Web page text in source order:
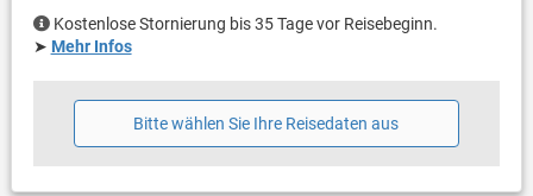
Kostenlose Stornierung bis 35 Tage vor Reisebeginn.
➤ Mehr Infos
Bitte wählen Sie Ihre Reisedaten aus